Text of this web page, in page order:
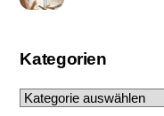
Kategorien
Kategorien